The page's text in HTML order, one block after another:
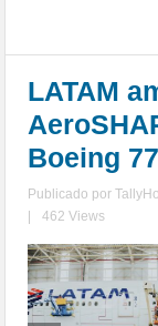
LATAM
Boeing
Publicado porTallyHo
462 Views